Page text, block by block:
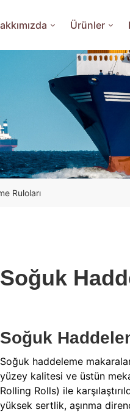
Ürünler
Ruloları
Soğuk
Soğuk
Soğuk haddeleme
yüzey kalitesi ve üstün
Rolling Rolls) ile
yüksek sertlik, aşınma